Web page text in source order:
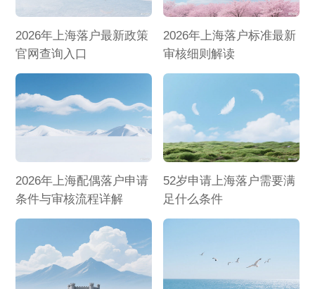
2026年上海落户最新政策
官网查询入口
2026年上海落户标准最新
审核细则解读
2026年上海配偶落户申请
条件与审核流程详解
52岁申请上海落户需要满
足什么条件